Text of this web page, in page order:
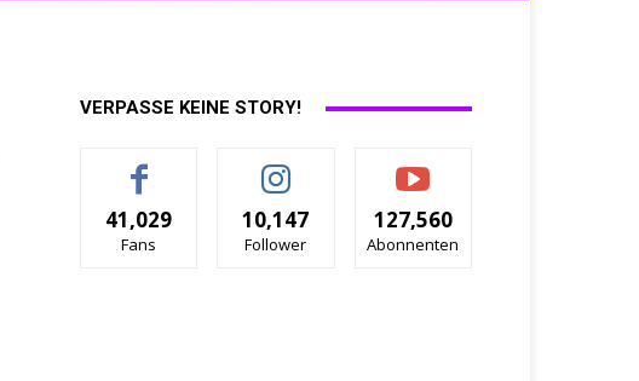
VERPASSE KEINE STORY!
41,029
Fans
10,147
Follower
127,560
Abonnenten